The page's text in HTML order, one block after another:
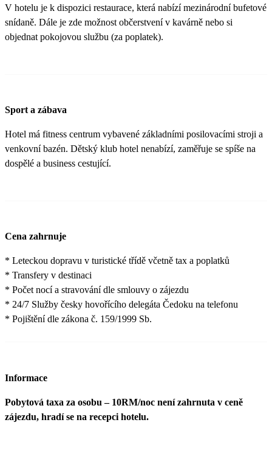
V hotelu je k dispozici restaurace, která nabízí mezinárodní bufetové
snídaně. Dále je zde možnost občerstvení v kavárně nebo si
objednat pokojovou službu (za poplatek).
Sport a zábava
Hotel má fitness centrum vybavené základními posilovacími stroji a
venkovní bazén. Dětský klub hotel nenabízí, zaměřuje se spíše na
dospělé a business cestující.
Cena zahrnuje
* Leteckou dopravu v turistické třídě včetně tax a poplatků
* Transfery v destinaci
* Počet nocí a stravování dle smlouvy o zájezdu
* 24/7 Služby česky hovořícího delegáta Čedoku na telefonu
* Pojištění dle zákona č. 159/1999 Sb.
Informace
Pobytová taxa za osobu – 10RM/noc není zahrnuta v ceně
zájezdu, hradí se na recepci hotelu.